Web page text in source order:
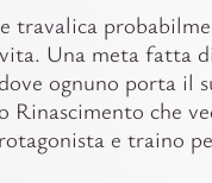
travalica
Una meta fatta
ognuno porta il
Rinascimento che
e traino